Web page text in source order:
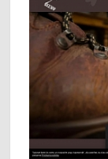
Ogre, Preiļi,
Valka,